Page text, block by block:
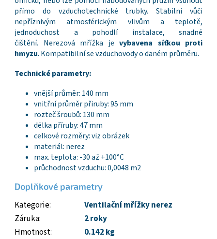
přímo do vzduchotechnické trubky. Stabilní vůči
nepříznivým atmosférickým vlivům a teplotě,
jednoduchost a pohodlí instalace, snadné
čištění. Nerezová mřížka je vybavena síťkou proti
hmyzu. Kompatibilní se vzduchovody o daném průměru.
Technické parametry:
vnější průměr: 140 mm
vnitřní průměr přiruby: 95 mm
rozteč šroubů: 130 mm
délka příruby: 47 mm
celkové rozměry: viz obrázek
materiál: nerez
max. teplota: -30 až +100°C
průchodnost vzduchu: 0,0048 m2
Doplňkové parametry
Kategorie:
Ventilační mřížky nerez
Záruka:
2 roky
Hmotnost:
0.142 kg